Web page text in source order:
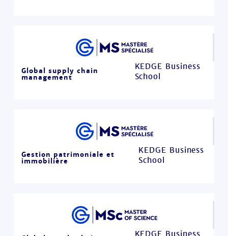
Global supply chain
management
KEDGE Business
School
Gestion patrimoniale et
immobilière
KEDGE Business
School
KEDGE Business